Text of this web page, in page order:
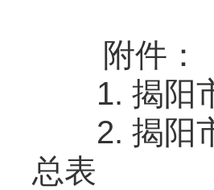
附件：
1. 揭阳市
2. 揭阳市
总表